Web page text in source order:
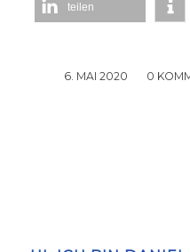
teilen
6. MAI 2020
/ 0